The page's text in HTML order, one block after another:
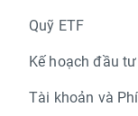
Quỹ ETF
Kế hoạch đầu tư
Tài khoản và Phí